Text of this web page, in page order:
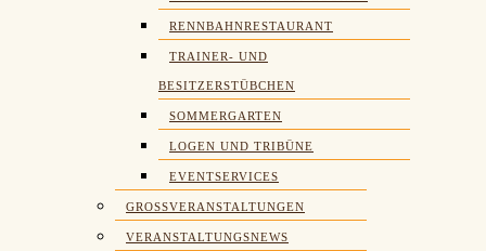
RENNBAHNRESTAURANT
TRAINER- UND
BESITZERSTÜBCHEN
SOMMERGARTEN
LOGEN UND TRIBÜNE
EVENTSERVICES
GROSSVERANSTALTUNGEN
VERANSTALTUNGSNEWS